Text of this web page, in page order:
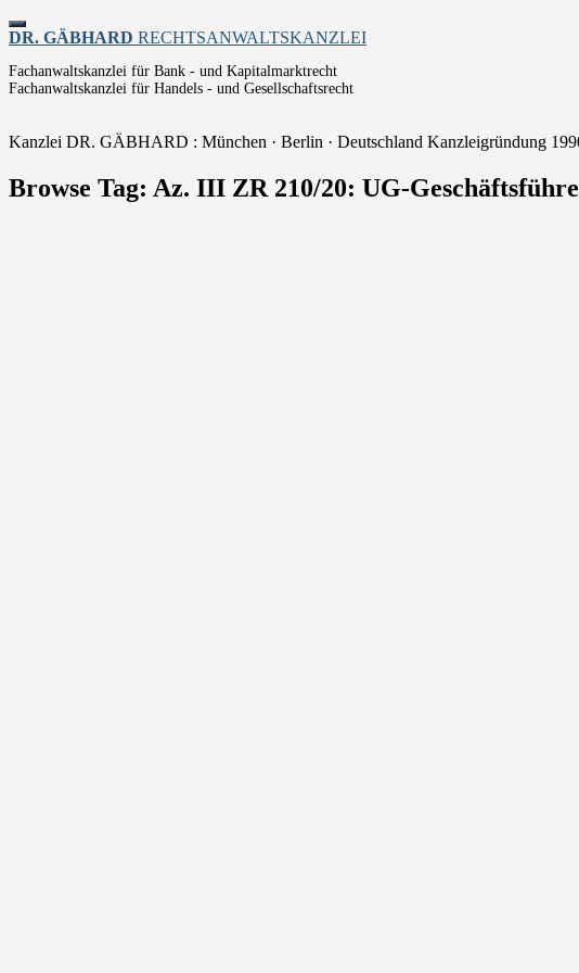
Toggle
navigation
DR. GÄBHARD RECHTSANWALTSKANZLEI
Fachanwaltskanzlei für Bank - und Kapitalmarktrecht
Fachanwaltskanzlei für Handels - und Gesellschaftsrecht
Kanzlei DR. GÄBHARD : München · Berlin · Deutschland Kanzleigründung
Browse Tag: Az. III ZR 210/20: UG-